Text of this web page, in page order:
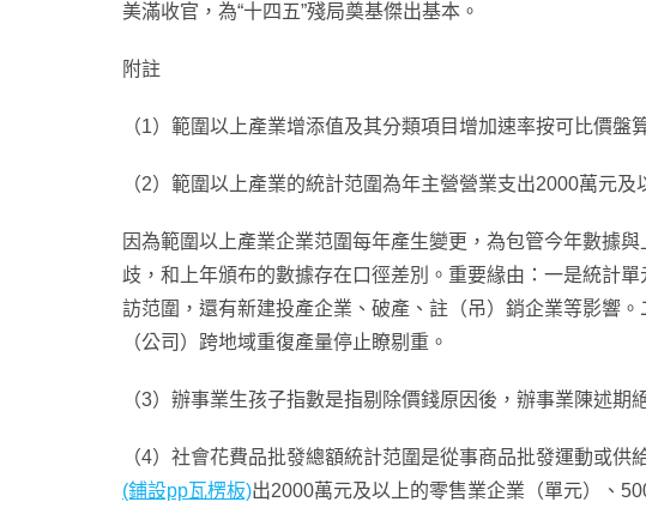
美滿收官，為“十四五”殘局奠基傑出基本。
附註
（1）範圍以上產業增添值及其分類項目增加速率按可比價
（2）範圍以上產業的統計范圍為年主營營業支出2000萬元及
因為範圍以上產業企業范圍每年產生變更，為包管今年數據
歧，和上年頒布的數據存在口徑差別。重要緣由：一是統計
訪范圍，還有新建投產企業、破產、註（吊）銷企業等影響
（公司）跨地域重復產量停止瞭剔重。
（3）辦事業生孩子指數是指剔除價錢原因後，辦事業陳述期
（4）社會花費品批發總額統計范圍是從事商品批發運動或
(鋪設pp瓦楞板)出2000萬元及以上的零售業企業（單元）、